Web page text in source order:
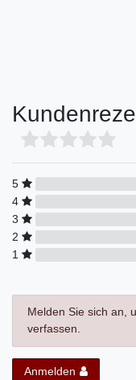
5
4
3
2
1
Melden Sie sich an,
verfassen.
Anmelden